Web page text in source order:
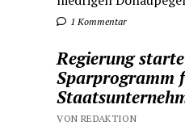
1 Kommentar
Regierung
Sparprogramm
VON REDAKTION